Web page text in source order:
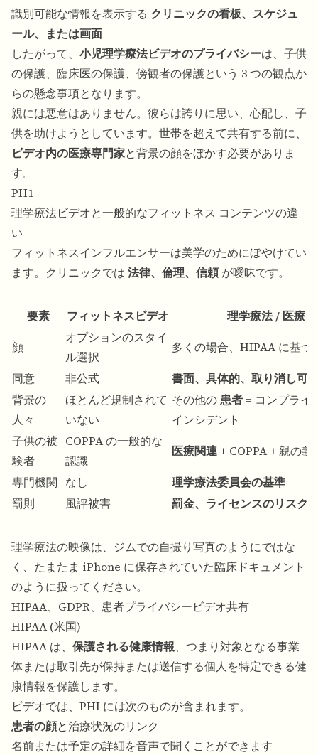
識別可能な情報を表示する クリニックの看板、スケジュ
ール、または画面
したがって、 小児理学療法ビデオのプライバシーは、子供
の保護、臨床医の保護、傍観者の保護という 3 つの観点か
らの懸念事項となります。
親には悪意はありません。彼らは誇りに思い、心配し、子
供を助けようとしています。世帯を超えて共有する前に、
ビデオ内の医療専門家と背景の顔をぼかす必要がありま
す。
PH1
理学療法ビデオと一般的なフィットネス コンテンツの違
い
フィットネスインフルエンサーは美学のためにぼやけてい
ます。クリニックでは 法律、倫理、信頼 が曖昧です。
要素 フィットネスビデオ
理学療法 / 医療
顔
オプションのスタイ
ル選択
多くの場合、HIPAA に基づ
同意
非公式
書面、具体的、取り消し可
背景の
人々
ほとんど規制されて
いない
その他の患者= コンプライ
インシデント
子供の被
験者
COPPA の一般的な
認識
医療関連+ COPPA + 親の義
専門機関 なし
理学療法委員会の基準
罰則
風評被害 罰金、ライセンスのリスク
理学療法の映像は、ジムでの自撮り写真のようにではな
く、たまたま iPhone に保存されていた臨床ドキュメント
のように扱ってください。
HIPAA、GDPR、患者プライバシービデオ共有
HIPAA (米国)
HIPAA は、 保護される健康情報、つまり対象となる事業
体または取引先が保持または送信する個人を特定できる健
康情報を保護します。
ビデオでは、PHI には次のものが含まれます。
患者の顔と治療状況のリンク
名前または予定の詳細を音声で聞くことができます